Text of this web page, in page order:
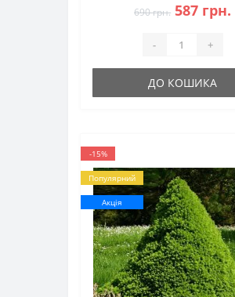
690 грн. 587 грн.
- +
ДО КОШИКА
-15%
Популярний
Акція